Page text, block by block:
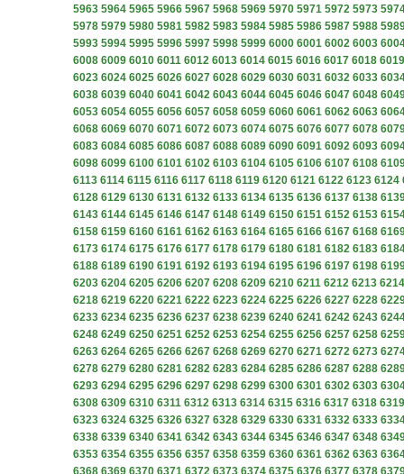
5963 5964 5965 5966 5967 5968 5969 5970 5971 5972 5973
5978 5979 5980 5981 5982 5983 5984 5985 5986 5987 5988
5993 5994 5995 5996 5997 5998 5999 6000 6001 6002 6003
6008 6009 6010 6011 6012 6013 6014 6015 6016 6017 6018 6019
6023 6024 6025 6026 6027 6028 6029 6030 6031 6032 6033
6038 6039 6040 6041 6042 6043 6044 6045 6046 6047 6048
6053 6054 6055 6056 6057 6058 6059 6060 6061 6062 6063
6068 6069 6070 6071 6072 6073 6074 6075 6076 6077 6078
6083 6084 6085 6086 6087 6088 6089 6090 6091 6092 6093
6098 6099 6100 6101 6102 6103 6104 6105 6106 6107 6108
6113 6114 6115 6116 6117 6118 6119 6120 6121 6122 6123 6124
6128 6129 6130 6131 6132 6133 6134 6135 6136 6137 6138
6143 6144 6145 6146 6147 6148 6149 6150 6151 6152 6153
6158 6159 6160 6161 6162 6163 6164 6165 6166 6167 6168
6173 6174 6175 6176 6177 6178 6179 6180 6181 6182 6183
6188 6189 6190 6191 6192 6193 6194 6195 6196 6197 6198
6203 6204 6205 6206 6207 6208 6209 6210 6211 6212 6213 6214
6218 6219 6220 6221 6222 6223 6224 6225 6226 6227 6228
6233 6234 6235 6236 6237 6238 6239 6240 6241 6242 6243
6248 6249 6250 6251 6252 6253 6254 6255 6256 6257 6258
6263 6264 6265 6266 6267 6268 6269 6270 6271 6272 6273
6278 6279 6280 6281 6282 6283 6284 6285 6286 6287 6288
6293 6294 6295 6296 6297 6298 6299 6300 6301 6302 6303
6308 6309 6310 6311 6312 6313 6314 6315 6316 6317 6318 6319
6323 6324 6325 6326 6327 6328 6329 6330 6331 6332 6333
6338 6339 6340 6341 6342 6343 6344 6345 6346 6347 6348
6353 6354 6355 6356 6357 6358 6359 6360 6361 6362 6363
6368 6369 6370 6371 6372 6373 6374 6375 6376 6377 6378